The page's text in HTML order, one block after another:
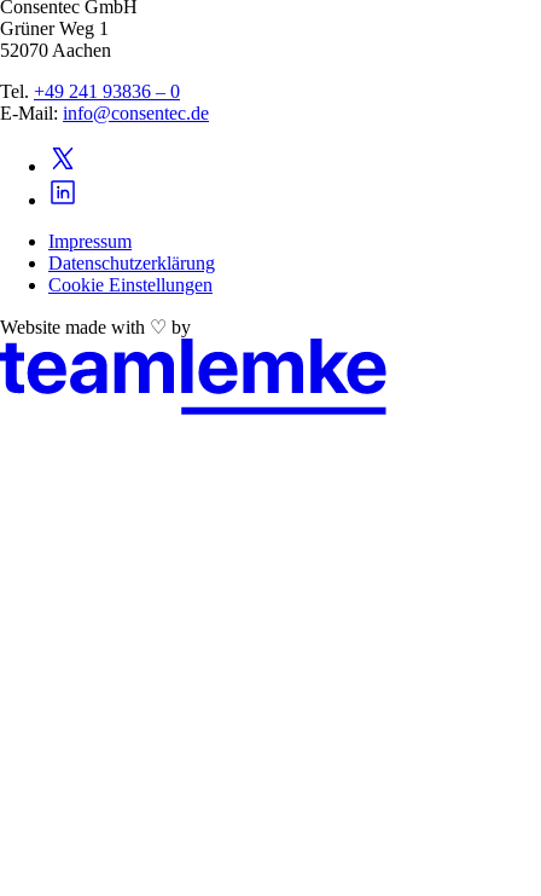
Consentec GmbH
Grüner Weg 1
52070 Aachen
Tel. +49 241 93836 – 0
E-Mail: info@consentec.de
Impressum
Datenschutzerklärung
Cookie Einstellungen
Website made with ♡ by